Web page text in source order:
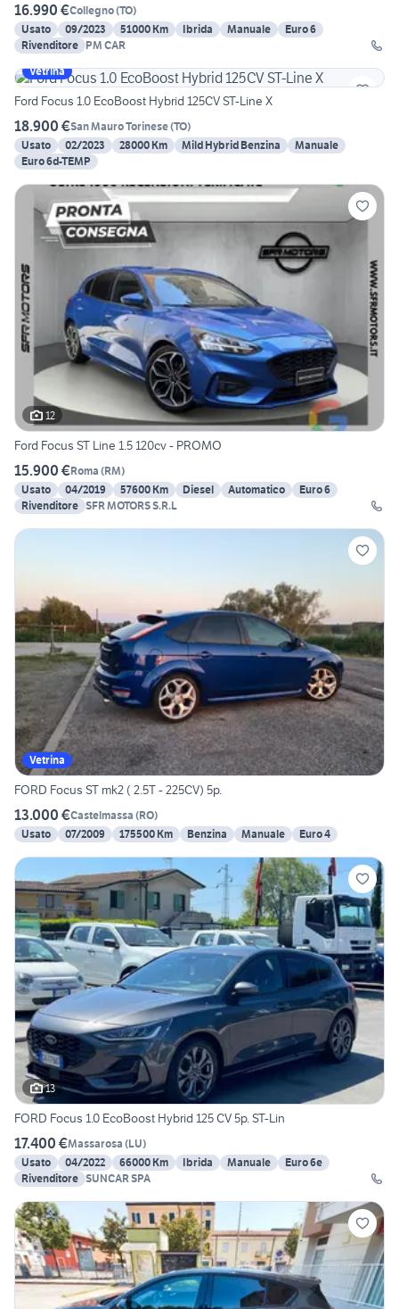
16.990 €Collegno(TO)
Usato
09/2023 51000 Km Ibrida Manuale
Euro 6
Rivenditore PM CAR
Vetrina
Ford Focus 1.0 EcoBoost Hybrid 125CV ST-Line X
18.900 €San Mauro Torinese(TO)
Usato
02/2023 28000 Km Mild Hybrid Benzina
Manuale
Euro 6d-TEMP
12
Ford Focus ST Line 1.5 120cv - PROMO
15.900 €Roma (RM)
Usato
04/2019 57600 Km Diesel Automatico
Euro 6
Rivenditore SFR MOTORS S.R.L
Vetrina
FORD Focus ST mk2 ( 2.5T - 225CV) 5p.
13.000 €Castelmassa (RO)
Usato
07/2009 175500 Km Benzina Manuale Euro 4
13
FORD Focus 1.0 EcoBoost Hybrid 125 CV 5p. ST-Lin
17.400 €Massarosa (LU)
Usato
04/2022 66000 Km Ibrida Manuale
Euro 6e
Rivenditore SUNCAR SPA